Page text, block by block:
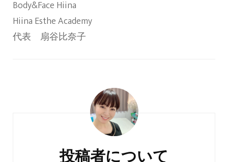
Body&Face Hiina
Hiina Esthe Academy
代表 扇谷比奈子
投稿者について